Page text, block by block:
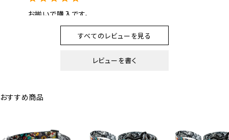
お揃いで購入です。
とにかく柄がカッコ良いです。
投稿日
とてもしっかりしていて安心して使用できます。
すべてのレビューを見る
レビューを書く
おすすめ商品